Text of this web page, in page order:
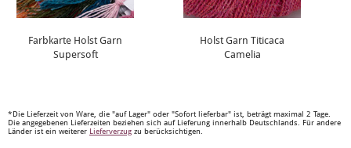
Farbkarte Holst Garn
Supersoft
Holst Garn Titicaca
Camelia
*Die Lieferzeit von Ware, die "auf Lager" oder "Sofort lieferbar" ist, beträgt maximal 2 Tage.
Die angegebenen Lieferzeiten beziehen sich auf Lieferung innerhalb Deutschlands. Für andere
Länder ist ein weiterer Lieferverzug zu berücksichtigen.